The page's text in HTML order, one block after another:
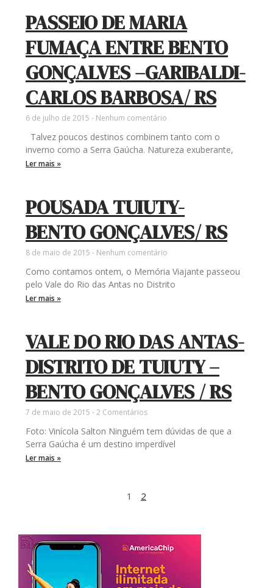
PASSEIO DE MARIA
FUMAÇA ENTRE BENTO
GONÇALVES –GARIBALDI-
CARLOS BARBOSA/ RS
6 de julho de 2015 Nenhum comentário
Talvez poucos destinos combinem tanto com o
inverno como a Serra Gaúcha. Natureza exuberante,
Ler mais »
POUSADA TUIUTY-
BENTO GONÇALVES/ RS
8 de maio de 2015 Nenhum comentário
Como contamos ontem, o Memória Viajante passeou
pelo Vale do Rio das Antas no Distrito
Ler mais »
VALE DO RIO DAS ANTAS-
DISTRITO DE TUIUTY –
BENTO GONÇALVES / RS
7 de maio de 2015 2 Comentários
Foto: Vinícola Salton Ninguém tem dúvidas de que a
Serra Gaúcha é um destino imperdível
Ler mais »
1 2